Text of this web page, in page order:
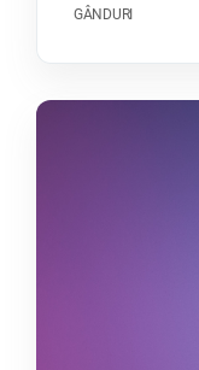
GÂNDURI